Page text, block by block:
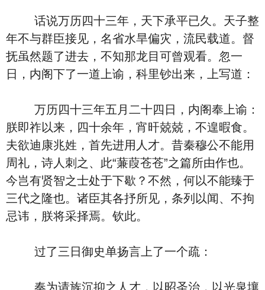
话说万历四十三年，天下承平已久。天子整
年不与群臣接见，名省水旱偏灾，流民载道。督
抚虽然题了进去，不知那龙目可曾观看。忽一
日，内阁下了一道上谕，科里钞出来，上写道：
万历四十三年五月二十四日，内阁奉上谕：
朕即祚以来，四十余年，宵旰兢兢，不遑暇食。
夫欲迪康兆姓，首先进用人才。昔秦穆公不能用
周礼，诗人刺之、此“蒹葭苍苍”之篇所由作也。
今岂有贤智之士处于下歇？不然，何以不能臻于
三代之隆也。诸臣其各抒所见，条列以闻、不拘
忌讳，朕将采择焉。钦此。
过了三日御史单扬言上了一个疏：
奏为请族沉抑之人才，以昭圣治，以光泉壤